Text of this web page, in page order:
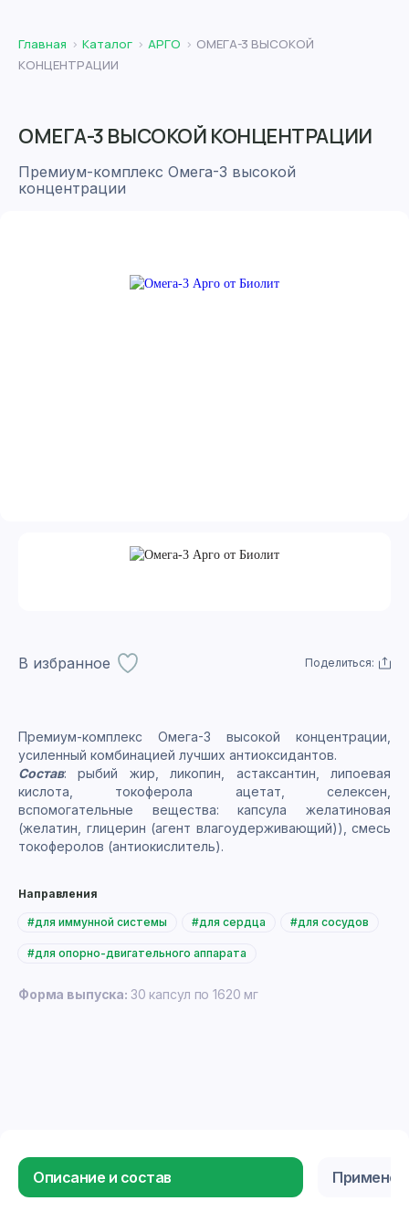
Главная Каталог АРГО
ОМЕГА-3 ВЫСОКОЙ
КОНЦЕНТРАЦИИ
ОМЕГА-3 ВЫСОКОЙ КОНЦЕНТРАЦИИ
Премиум-комплекс Омега-3 высокой
концентрации
В избранное Поделиться:
Премиум-комплекс Омега-3 высокой концентрации,
усиленный комбинацией лучших антиоксидантов.
Состав: рыбий жир, ликопин, астаксантин, липоевая
кислота, токоферола ацетат, селексен,
вспомогательные вещества: капсула желатиновая
(желатин, глицерин (агент влагоудерживающий)), смесь
токоферолов (антиокислитель).
Направления
#для иммунной системы #для сердца #для сосудов
#для опорно-двигательного аппарата
Форма выпуска: 30 капсул по 1620 мг
Описание и состав